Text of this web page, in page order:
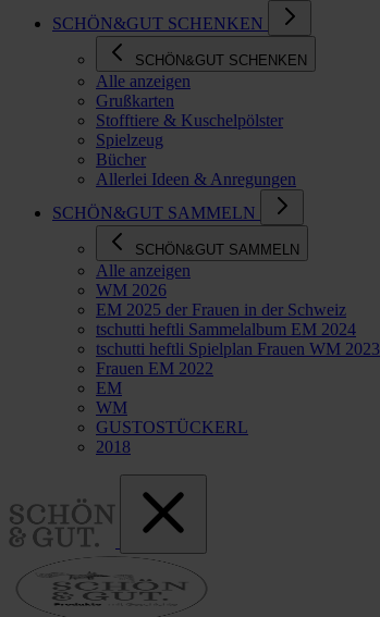
SCHÖN&GUT SCHENKEN
SCHÖN&GUT SCHENKEN
Alle anzeigen
Grußkarten
Stofftiere & Kuschelpölster
Spielzeug
Bücher
Allerlei Ideen & Anregungen
SCHÖN&GUT SAMMELN
SCHÖN&GUT SAMMELN
Alle anzeigen
WM 2026
EM 2025 der Frauen in der Schweiz
tschutti heftli Sammelalbum EM 2024
tschutti heftli Spielplan Frauen WM 2023
Frauen EM 2022
EM
WM
GUSTOSTÜCKERL
2018